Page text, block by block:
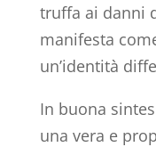
truffa ai danni
manifesta
un’identità
In buona
una vera e